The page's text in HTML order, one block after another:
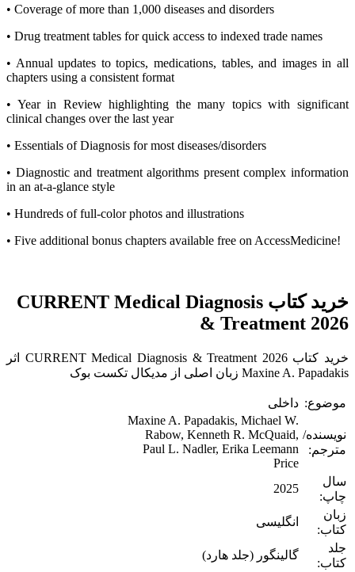
• Coverage of more than 1,000 diseases and disorders
• Drug treatment tables for quick access to indexed trade names
• Annual updates to topics, medications, tables, and images in all
chapters using a consistent format
• Year in Review highlighting the many topics with significant
clinical changes over the last year
• Essentials of Diagnosis for most diseases/disorders
• Diagnostic and treatment algorithms present complex information
in an at-a-glance style
• Hundreds of full-color photos and illustrations
• Five additional bonus chapters available free on AccessMedicine!
خرید کتاب CURRENT Medical Diagnosis
& Treatment 2026
خرید کتاب CURRENT Medical Diagnosis & Treatment 2026 اثر
Maxine A. Papadakis زبان اصلی از مدیکال تکست بوک
موضوع: داخلی
نویسنده/
مترجم:
Maxine A. Papadakis, Michael W.
Rabow, Kenneth R. McQuaid,
Paul L. Nadler, Erika Leemann
Price
سال
چاپ:
2025
زبان
کتاب:
انگلیسی
جلد
کتاب:
گالینگور (جلد هارد)